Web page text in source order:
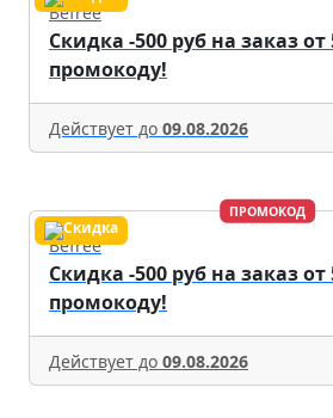
Befree
Скидка -500 руб на заказ от
промокоду!
Действует до 09.08.2026
ПРОМОКОД
Befree
Скидка -500 руб на заказ от
промокоду!
Действует до 09.08.2026